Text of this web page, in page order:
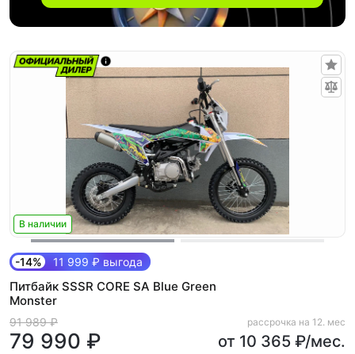
В наличии
-14% 11 999 ₽ выгода
Питбайк SSSR CORE SA Blue Green
Monster
91 989 ₽
79 990 ₽
рассрочка на 12. мес
от 10 365 ₽/мес.